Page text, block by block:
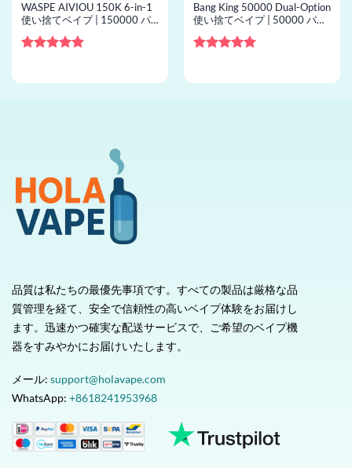
WASPE AIVIOU 150K 6-in-1
使い捨てベイプ | 150000 パ
イプ卸売
Bang King 50000 Dual-Option
使い捨てベイプ | 50000 パフ,
卸売
品質は私たちの最優先事項です。すべての製品は厳格な品
質管理を経て、安全で信頼性の高いベイプ体験をお届けし
ます。迅速かつ確実な配送サービスで、ご希望のベイプ機
器をすみやかにお届けいたします。
メール: support@holavape.com
WhatsApp: +8618241953968